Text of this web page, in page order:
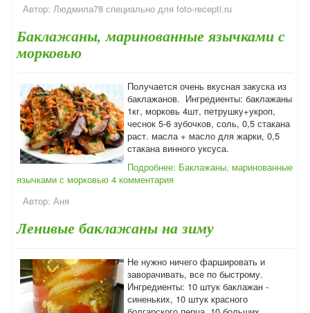
Автор: Людмила78 специально для foto-recepti.ru
Баклажаны, маринованные язычками с
морковью
Получается очень вкусная закуска из
баклажанов. Ингредиенты: баклажаны
1кг, морковь 4шт, петрушку+укроп,
чеснок 5-6 зубочков, соль, 0,5 стакана
раст. масла + масло для жарки, 0,5
стакана винного уксуса.
Подробнее: Баклажаны, маринованные
язычками с морковью 4 комментария
Автор: Аня
Ленивые баклажаны на зиму
Не нужно ничего фаршировать и
заворачивать, все по быстрому.
Ингредиенты: 10 штук баклажан -
синеньких, 10 штук красного